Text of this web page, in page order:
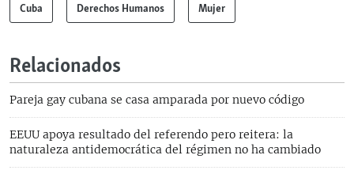
Cuba Derechos Humanos Mujer
Relacionados
Pareja gay cubana se casa amparada por nuevo código
EEUU apoya resultado del referendo pero reitera: la
naturaleza antidemocrática del régimen no ha cambiado